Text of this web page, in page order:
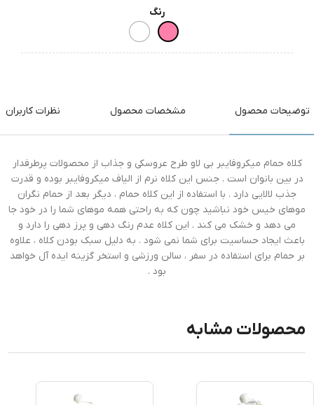
رنگ
توضیحات محصول مشخصات محصول نظرات کاربران
کلاه حمام میکروفایبر بی لاو طرح عروسکی و جذاب از محصولات پرطرفدار
در بین بانوان است . جنس این کلاه نرم از الیاف میکروفایبر بوده و قدرت
جذب لالایی دارد . با استفاده از این کلاه حمام ، دیگر بعد از حمام نگران
موهای خیس خود نباشید چون که به راحتی همه موهای شما را در خود جا
می دهد و خشک می کند . این کلاه عدم رنگ دهی و پرز دهی را دارد و
باعث ایجاد حساسیت برای شما نمی شود . به دلیل سبک بودن کلاه ، علاوه
بر حمام برای استفاده در سفر ، سالن ورزشی و استخر گزینه ایده آل خواهد
بود .
محصولات مشابه